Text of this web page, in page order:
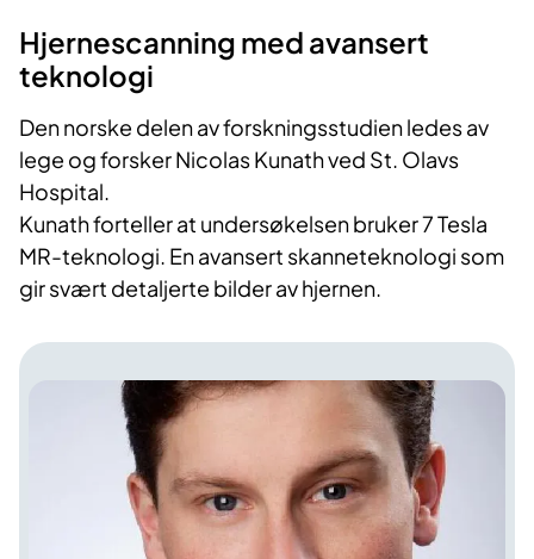
Hjernescanning med avansert
teknologi
Den norske delen av forskningsstudien ledes av
lege og forsker Nicolas Kunath ved St. Olavs
Hospital.
Kunath forteller at undersøkelsen bruker 7 Tesla
MR-teknologi. En avansert skanneteknologi som
gir svært detaljerte bilder av hjernen.